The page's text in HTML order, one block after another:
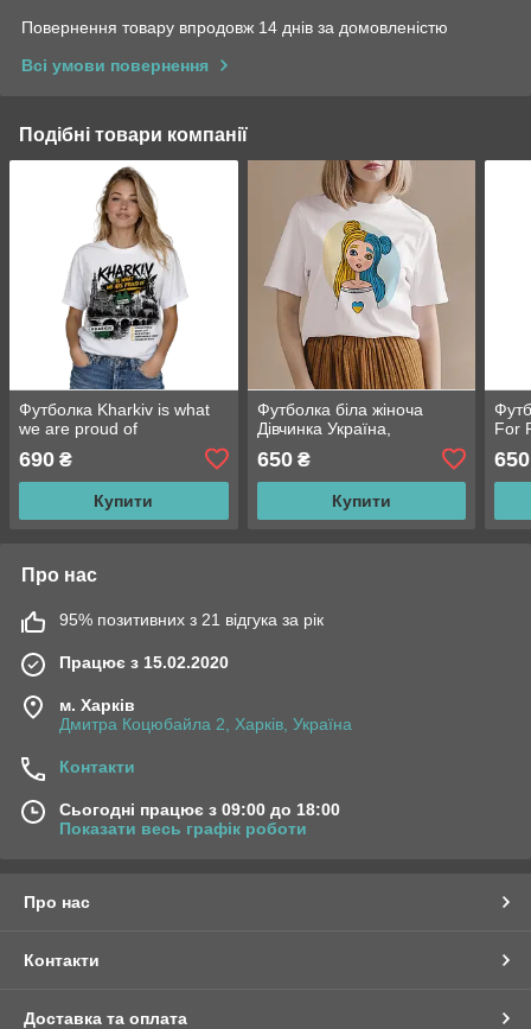
Повернення товару впродовж 14 днів за домовленістю
Всі умови повернення
Подібні товари компанії
Футболка Kharkiv is what
we are proud of
690 ₴
Купити
Футболка біла жіноча
Дівчинка Україна,
650₴
Купити
For
650
Про нас
95% позитивних з 21 відгука за рік
Працює з 15.02.2020
м. Харків
Дмитра Коцюбайла 2, Харків, Україна
Контакти
Сьогодні працює з 09:00 до 18:00
Показати весь графік роботи
Про нас
Контакти
Доставка та оплата